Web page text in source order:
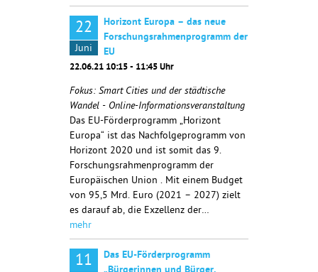
22
Juni
Horizont Europa – das neue
Forschungsrahmenprogramm der
EU
22.06.21 10:15 - 11:45 Uhr
Fokus: Smart Cities und der städtische
Wandel - Online-Informationsveranstaltung
Das EU-Förderprogramm „Horizont
Europa“ ist das Nachfolgeprogramm von
Horizont 2020 und ist somit das 9.
Forschungsrahmenprogramm der
Europäischen Union . Mit einem Budget
von 95,5 Mrd. Euro (2021 – 2027) zielt
es darauf ab, die Exzellenz der…
mehr
11
Das EU-Förderprogramm